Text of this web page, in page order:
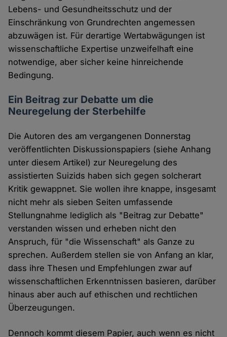
Lebens- und Gesundheitsschutz und der
Einschränkung von Grundrechten angemessen
abzuwägen ist. Für derartige Wertabwägungen ist
wissenschaftliche Expertise unzweifelhaft eine
notwendige, aber sicher keine hinreichende
Bedingung.
Ein Beitrag zur Debatte um die
Neuregelung der Sterbehilfe
Die Autoren des am vergangenen Donnerstag
veröffentlichten Diskussionspapiers (siehe Anhang
unter diesem Artikel) zur Neuregelung des
assistierten Suizids haben sich gegen solcherart
Kritik gewappnet. Sie wollen ihre knappe, insgesamt
nicht mehr als sieben Seiten umfassende
Stellungnahme lediglich als "Beitrag zur Debatte"
verstanden wissen und erheben nicht den
Anspruch, für "die Wissenschaft" als Ganze zu
sprechen. Außerdem stellen sie von Anfang an klar,
dass ihre Thesen und Empfehlungen zwar auf
wissenschaftlichen Erkenntnissen basieren, darüber
hinaus aber auch auf ethischen und rechtlichen
Überzeugungen.
Dennoch kommt diesem Papier, auch wenn es nicht